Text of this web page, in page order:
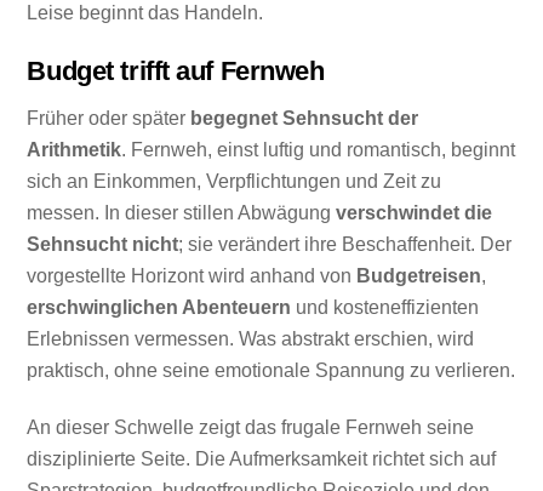
Leise beginnt das Handeln.
Budget trifft auf Fernweh
Früher oder später begegnet Sehnsucht der
Arithmetik. Fernweh, einst luftig und romantisch, beginnt
sich an Einkommen, Verpflichtungen und Zeit zu
messen. In dieser stillen Abwägungverschwindet die
Sehnsucht nicht; sie verändert ihre Beschaffenheit. Der
vorgestellte Horizont wird anhand von Budgetreisen,
erschwinglichen Abenteuern und kosteneffizienten
Erlebnissen vermessen. Was abstrakt erschien, wird
praktisch, ohne seine emotionale Spannung zu verlieren.
An dieser Schwelle zeigt das frugale Fernweh seine
disziplinierte Seite. Die Aufmerksamkeit richtet sich auf